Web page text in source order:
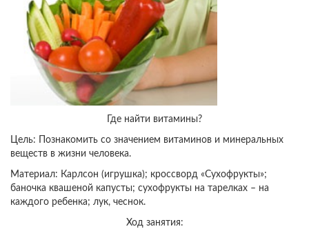
Где найти витамины?
Цель: Познакомить со значением витаминов и минеральных
веществ в жизни человека.
Материал: Карлсон (игрушка); кроссворд «Сухофрукты»;
баночка квашеной капусты; сухофрукты на тарелках – на
каждого ребенка; лук, чеснок.
Ход занятия: